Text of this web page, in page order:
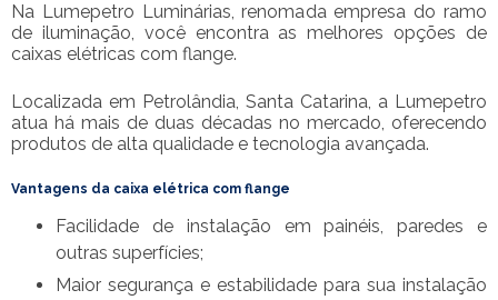
Na Lumepetro Luminárias, renomada empresa do ramo
de iluminação, você encontra as melhores opções de
caixas elétricas com flange.
Localizada em Petrolândia, Santa Catarina, a Lumepetro
atua há mais de duas décadas no mercado, oferecendo
produtos de alta qualidade e tecnologia avançada.
Vantagens da caixa elétrica com flange
Facilidade de instalação em painéis, paredes e
outras superfícies;
Maior segurança e estabilidade para sua instalação